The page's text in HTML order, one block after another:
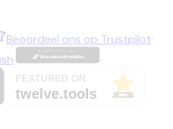
Beoordeel ons op Trustpilot·
· ·